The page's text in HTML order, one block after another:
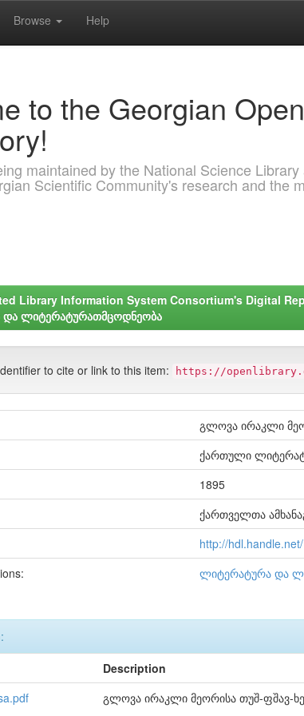
Browse Help
to the Georgian
maintained by the National Science
Scientific Community's research and the
Library Information System Consortium's Digital
ლიტერატურათმცოდნეობა
to cite or link to this item: https://
გლოვა ირაკლი
ქართული
1895
ქართველთა
http://
ლიტერატურა და
Description
გლოვა ირაკლი მეორისა თუშ-ფშავ-